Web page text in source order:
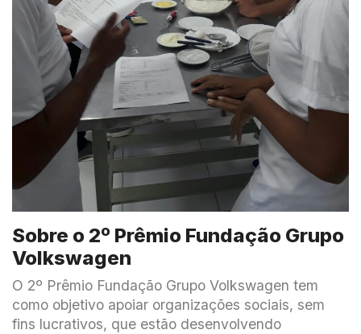
Sobre o 2º Prêmio Fundação Grupo
Volkswagen
O 2º Prêmio Fundação Grupo Volkswagen tem
como objetivo apoiar organizações sociais, sem
fins lucrativos, que estão desenvolvendo